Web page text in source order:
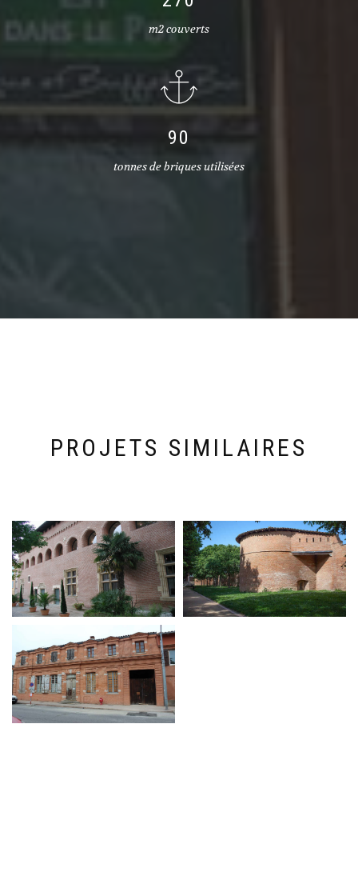
m2 couverts
90
tonnes de briques utilisées
PROJETS SIMILAIRES